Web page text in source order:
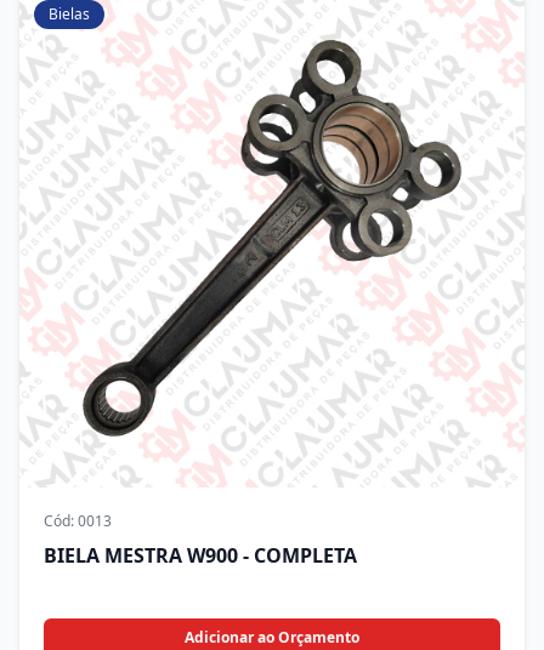
Bielas
Cód:0013
BIELA MESTRA W900 - COMPLETA
Adicionar ao Orçamento